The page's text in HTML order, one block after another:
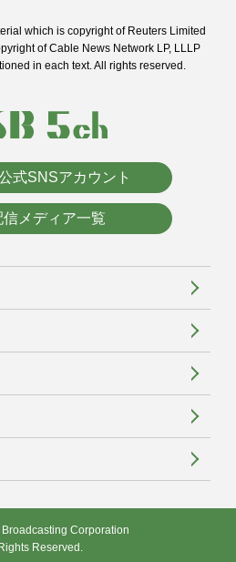
which is copyright of Reuters Limited
of Cable News Network LP, LLLP
in each text. All rights reserved.
式SNSアカウント
信メディア一覧
Corporation
Reserved.